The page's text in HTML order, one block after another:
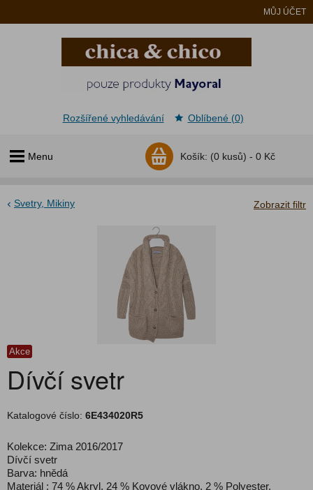
MŮJ ÚČET
Menu Košík: (0 kusů) - 0 Kč
Rozšířené vyhledávání Oblíbené (0)
Zobrazit filtr
Svetry, Mikiny
Akce
Dívčí svetr
Katalogové číslo: 6E434020R5
Kolekce: Zima 2016/2017
Dívčí svetr
Barva: hnědá
Materiál : 74 % Akryl, 24 % Kovové vlákno, 2 % Polyester.